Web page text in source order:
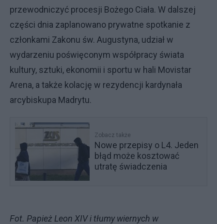
przewodniczyć procesji Bożego Ciała. W dalszej
części dnia zaplanowano prywatne spotkanie z
członkami Zakonu św. Augustyna, udział w
wydarzeniu poświęconym współpracy świata
kultury, sztuki, ekonomii i sportu w hali Movistar
Arena, a także kolację w rezydencji kardynała
arcybiskupa Madrytu.
Zobacz także
Nowe przepisy o L4. Jeden
błąd może kosztować
utratę świadczenia
Fot. Papież Leon XIV i tłumy wiernych w